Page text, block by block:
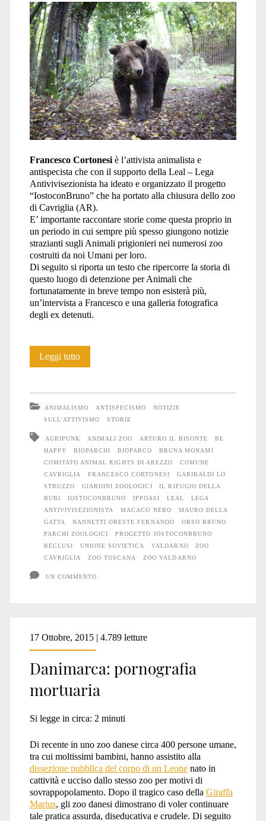
Francesco Cortonesiè l’attivista animalista e
antispecista che con il supporto della Leal – Lega
Antivivisezionista ha ideato e organizzato il progetto
“IostoconBruno” che ha portato alla chiusura dello zoo
di Cavriglia (AR).
E’ importante raccontare storie come questa proprio in
un periodo in cui sempre più spesso giungono notizie
strazianti sugli Animali prigionieri nei numerosi zoo
costruiti da noi Umani per loro.
Di seguito si riporta un testo che ripercorre la storia di
questo luogo di detenzione per Animali che
fortunatamente in breve tempo non esisterà più,
un’intervista a Francesco e una galleria fotografica
degli ex detenuti.
Leggi tuttoIostoconBruno:
fine
uno
zoo
ANIMALISMO ANTISPECISMO
NOTIZIE
SULL'ATTIVISMO
STORIE
AGRIPUNK ANIMALI ZOO ARTURO IL BISONTE
BE
HAPPY
BIOPARCHI BIOPARCO
BRUNA MONAMI
COMITATO ANIMAL RIGHTS DI AREZZO
COMUNE
CAVRIGLIA
FRANCESCO CORTONESI
GARIBALDI LO
STRUZZO
GIARDINI ZOOLOGICI
IL RIFUGIO DELLA
BUBI
IOSTOCONBRUNO IPPOASI LEAL
LEGA
ANTIVIVISEZIONISTA
MACACO NERO
MAURO DELLA
GATTA
NANNETTI ORESTE FERNANDO
ORSO BRUNO
PARCHI ZOOLOGICI
PROGETTO IOSTOCONBRUNO
RECLUSI
UNIONE SOVIETICA VALDARNO
ZOO
CAVRIGLIA
ZOO TOSCANA ZOO VALDARNO
UN COMMENTO
17 Ottobre, 2015 | 4.789 letture
Danimarca: pornografia
mortuaria
Si legge in circa: 2 minuti
Di recente in uno zoo danese circa 400 persone umane,
tra cui moltissimi bambini, hanno assistito alla
dissezione pubblica del corpo di un Leonenato in
cattività e ucciso dallo stesso zoo per motivi di
sovrappopolamento. Dopo il tragico caso della Giraffa
Marius, gli zoo danesi dimostrano di voler continuare
tale pratica assurda, diseducativa e crudele. Di seguito